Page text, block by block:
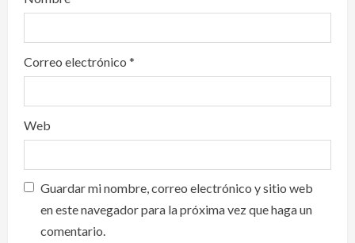
Correo electrónico *
Web
Guardar mi nombre, correo electrónico y sitio web
en este navegador para la próxima vez que haga un
comentario.